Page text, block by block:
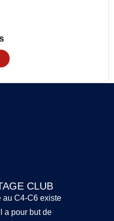
CLUB
au C4-C6 existe
a pour but de